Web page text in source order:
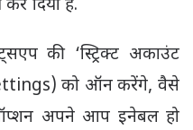
कर दिया है.
की ‘स्ट्रिक्ट अकाउंट
को ऑन करेंगे, वैसे
ऑप्शन अपने आप इनेबल हो